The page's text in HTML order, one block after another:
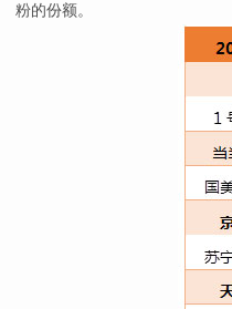
粉的份额。